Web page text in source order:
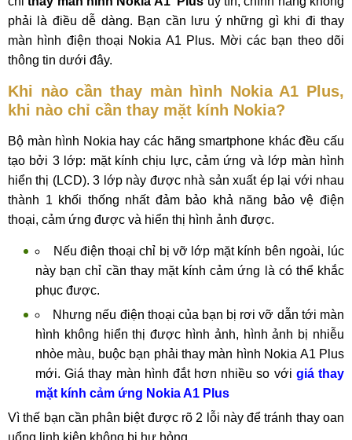
phải là điều dễ dàng. Bạn cần lưu ý những gì khi đi thay
màn hình điện thoại Nokia A1 Plus. Mời các bạn theo dõi
thông tin dưới đây.
Khi nào cần thay màn hình Nokia A1 Plus,
khi nào chỉ cần thay mặt kính Nokia?
Bộ màn hình Nokia hay các hãng smartphone khác đều cấu
tạo bởi 3 lớp: mặt kính chịu lực, cảm ứng và lớp màn hình
hiển thị (LCD). 3 lớp này được nhà sản xuất ép lại với nhau
thành 1 khối thống nhất đảm bảo khả năng bảo vệ điện
thoại, cảm ứng được và hiển thị hình ảnh được.
Nếu điện thoại chỉ bị vỡ lớp mặt kính bên ngoài, lúc
này bạn chỉ cần thay mặt kính cảm ứng là có thể khắc
phục được.
Nhưng nếu điện thoại của bạn bị rơi vỡ dẫn tới màn
hình không hiển thị được hình ảnh, hình ảnh bị nhiễu
nhòe màu, buộc bạn phải thay màn hình Nokia A1 Plus
mới. Giá thay màn hình đắt hơn nhiều so với giá thay
mặt kính cảm ứng Nokia A1 Plus
Vì thế bạn cần phân biệt được rõ 2 lỗi này để tránh thay oan
uổng linh kiện không bị hư hỏng.